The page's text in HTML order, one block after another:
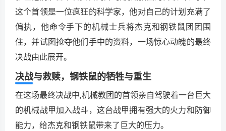
这个首领是一位疯狂的科学家，他对自己的计划充满了
偏执，他命令手下的机械士兵将杰克和钢铁鼠团团围
住，并试图抢夺他们手中的资料，一场惊心动魄的最终
决战由此展开。
决战与救赎，钢铁鼠的牺牲与重生
在这场最终决战中,机械教团的首领亲自驾驶着一台巨大
的机械战甲加入战斗，这台战甲拥有强大的火力和防御
能力，给杰克和钢铁鼠带来了巨大的压力。